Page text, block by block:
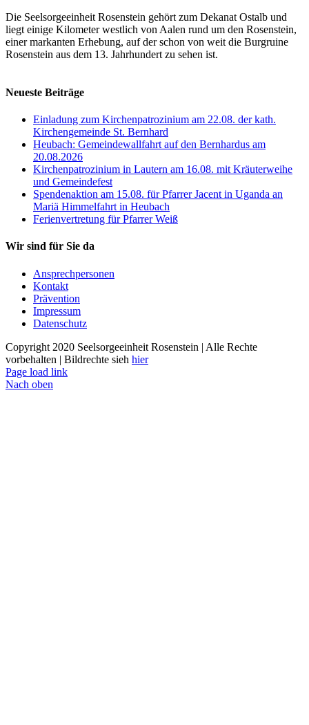
Die Seelsorgeeinheit Rosenstein gehört zum Dekanat Ostalb und
liegt einige Kilometer westlich von Aalen rund um den Rosenstein,
einer markanten Erhebung, auf der schon von weit die Burgruine
Rosenstein aus dem 13. Jahrhundert zu sehen ist.
Neueste Beiträge
Einladung zum Kirchenpatrozinium am 22.08. der kath.
Kirchengemeinde St. Bernhard
Heubach: Gemeindewallfahrt auf den Bernhardus am
20.08.2026
Kirchenpatrozinium in Lautern am 16.08. mit Kräuterweihe
und Gemeindefest
Spendenaktion am 15.08. für Pfarrer Jacent in Uganda an
Mariä Himmelfahrt in Heubach
Ferienvertretung für Pfarrer Weiß
Wir sind für Sie da
Ansprechpersonen
Kontakt
Prävention
Impressum
Datenschutz
Copyright 2020 Seelsorgeeinheit Rosenstein | Alle Rechte
vorbehalten | Bildrechte sieh hier
Page load link
Nach oben